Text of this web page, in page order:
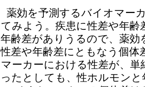
薬効を予測するバイオマー
みよう。疾患に性差や年齢
齢差がありうるので、薬
差や年齢差にともなう個体
ーカーにおける性差が、
たとしても、性ホルモン